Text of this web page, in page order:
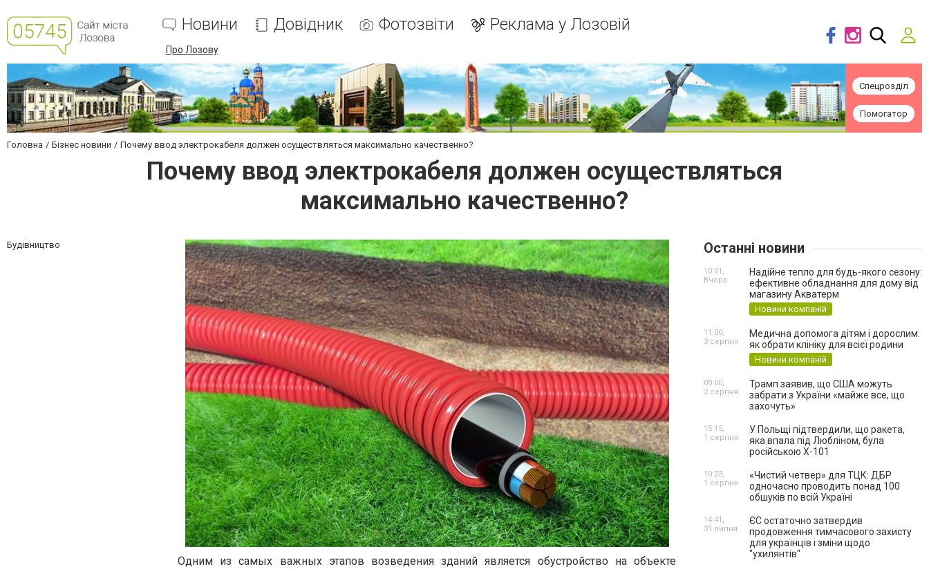
Новини Довідник Фотозвіти Реклама у Лозовій
Про Лозову
Спецрозділ
Помогатор
Головна Бізнес новини Почему ввод электрокабеля должен осуществляться максимально качественно?
Почему ввод электрокабеля должен осуществляться
максимально качественно?
Будівництво
Одним из самых важных этапов возведения зданий является обустройство на объекте
Останні новини
Надійне тепло для будь-якого сезону:
ефективне обладнання для дому від
магазину Акватерм
Новини компаній
10:01,
Вчора
Медична допомога дітям і дорослим:
як обрати клініку для всієї родини
Новини компаній
11:00,
3 серпня
Трамп заявив, що США можуть
забрати з України «майже все, що
захочуть»
09:00,
2 серпня
У Польщі підтвердили, що ракета,
яка впала під Любліном, була
російською Х-101
15:15,
1 серпня
«Чистий четвер» для ТЦК: ДБР
одночасно проводить понад 100
обшуків по всій Україні
10:23,
1 серпня
ЄС остаточно затвердив
продовження тимчасового захисту
для українців і зміни щодо
"ухилянтів"
14:41,
31 липня